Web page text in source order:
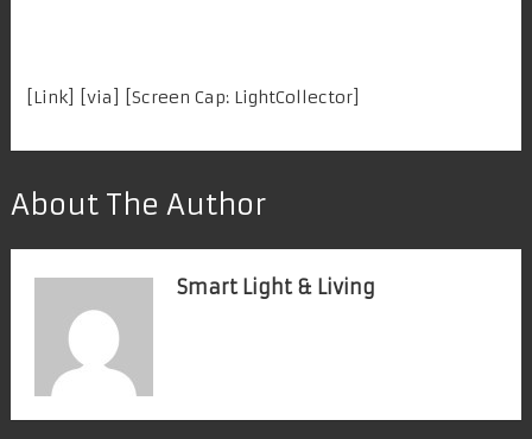
Link] [ via ] [Screen Cap: LightCollector]
About The Author
Smart Light & Living